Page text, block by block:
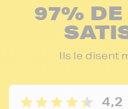
97%
Ils le disent
4,2